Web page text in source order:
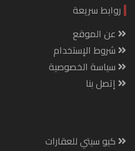
روابط سريعة
عن الموقع
شروط الإستخدام
سياسة الخصوصية
إتصل بنا
كيو سيتي للعقارات